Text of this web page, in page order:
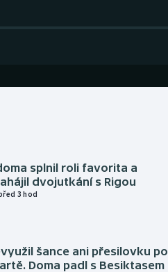
splnil roli favorita a
dvojutkání s Rigou
3 hod
šance ani přesilovku po
Doma padl s Besiktasem